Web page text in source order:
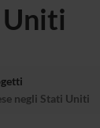
negli Stati Uniti